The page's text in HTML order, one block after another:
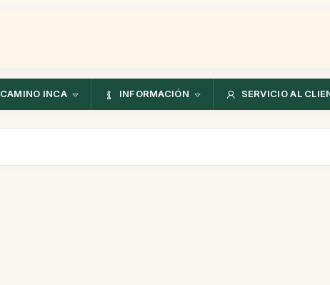
CAMINO INCA INFORMACIÓN SERVICIO AL